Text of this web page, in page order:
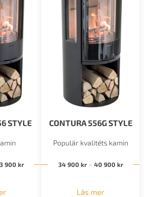
STYLE
900 krPrisintervall: 29 900 kr till 33 900 kr
CONTURA 556G STYLE
Populär kvalitéts kamin
34 900 kr – 40 900 kr
Läs mer